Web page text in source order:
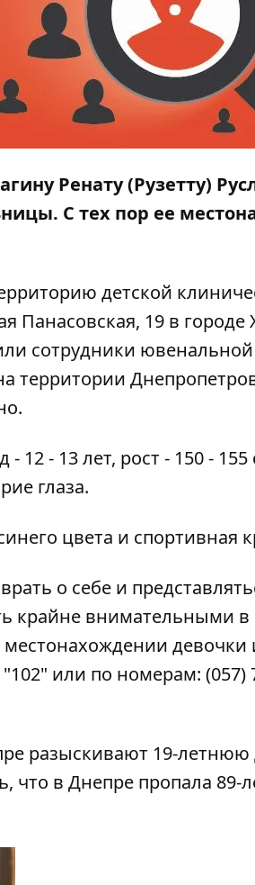
Ренату (Рузетту)
С тех пор ее
детской
Панасовская, 19 в городе
сотрудники ювенальной
территории
12 - 13 лет, рост - 150 -
глаза.
цвета и спортивная
о себе и
крайне внимательными
или по номерам: (057)
разыскивают 19-летнюю
что в Днепре пропала 89-